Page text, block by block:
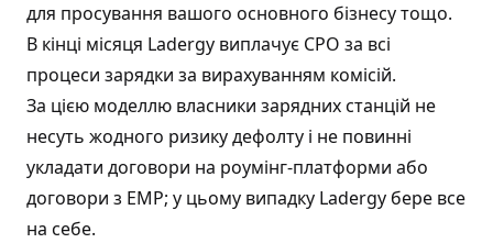
для просування вашого основного бізнесу тощо.
В кінці місяця Ladergy виплачує CPO за всі
процеси зарядки за вирахуванням комісій.
За цією моделлю власники зарядних станцій не
несуть жодного ризику дефолту і не повинні
укладати договори на роумінг-платформи або
договори з EMP; у цьому випадку Ladergy бере все
на себе.